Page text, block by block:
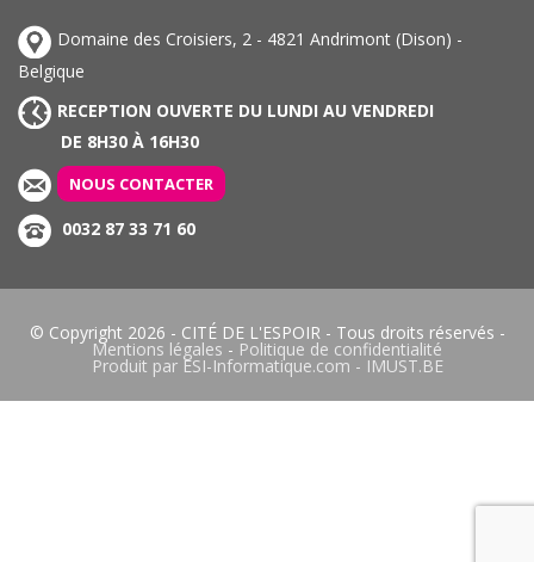
Domaine des Croisiers, 2 - 4821 Andrimont (Dison) -
Belgique
RECEPTION OUVERTE DU LUNDI AU VENDREDI
DE 8H30 À 16H30
NOUS CONTACTER
0032 87 33 71 60
© Copyright 2026 - CITÉ DE L'ESPOIR- Tous droits réservés -
Mentions légales - Politique de confidentialité
Produit par ESI-Informatique.com - IMUST.BE